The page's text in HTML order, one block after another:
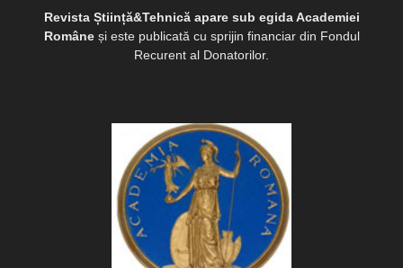
Revista Știință&Tehnică apare sub egida Academiei
Româneși este publicată cu sprijin financiar din Fondul
Recurent al Donatorilor.